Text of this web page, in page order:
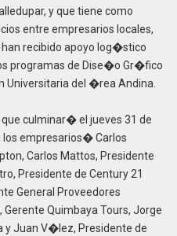
y que tiene como
entre empresarios locales,
recibido apoyo log�stico
programas de Dise�o Gr�fico
del �rea Andina.
culminar� el jueves 31 de
empresarios� Carlos
Carlos Mattos, Presidente
Presidente de Century 21
General Proveedores
Gerente Quimbaya Tours, Jorge
y Juan V�lez, Presidente de